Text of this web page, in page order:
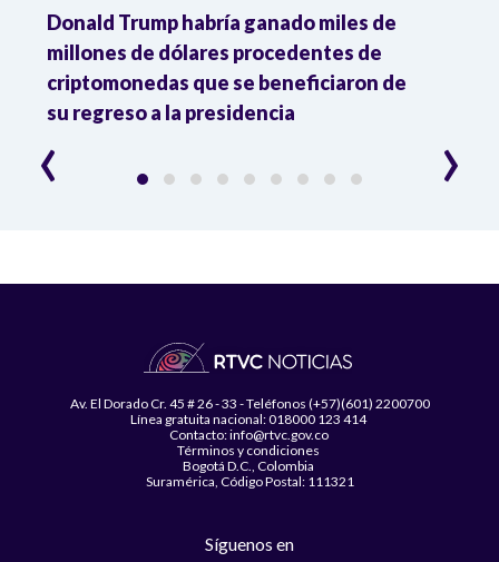
Donald Trump habría ganado miles de
millones de dólares procedentes de
criptomonedas que se beneficiaron de
su regreso a la presidencia
‹ ›
Av. El Dorado Cr. 45 # 26 - 33 - Teléfonos (+57)(601) 2200700
Línea gratuita nacional: 018000 123 414
Contacto: info@rtvc.gov.co
Términos y condiciones
Bogotá D.C., Colombia
Suramérica, Código Postal: 111321
Síguenos en